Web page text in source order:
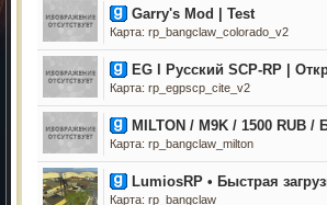
Garry's Mod | Test
Карта: rp_bangclaw_colorado_v2
EG l Русский SCP-RP |
Карта: rp_egpscp_cite_v2
MILTON / M9K / 1500 RUB /
Карта: rp_bangclaw_milton
LumiosRP • Быстрая
Карта: rp_bangclaw